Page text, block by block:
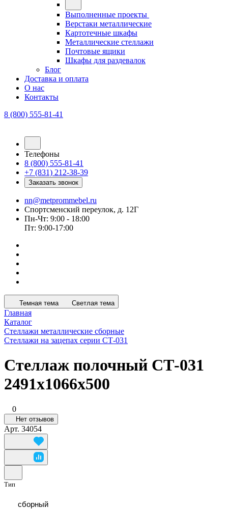
Выполненные проекты
Верстаки металлические
Картотечные шкафы
Металлические стеллажи
Почтовые ящики
Шкафы для раздевалок
Блог
Доставка и оплата
О нас
Контакты
8 (800) 555-81-41
Телефоны
8 (800) 555-81-41
+7 (831) 212-38-39
Заказать звонок
nn@metprommebel.ru
Спортсменский переулок, д. 12Г
Пн-Чт: 9:00 - 18:00
Пт: 9:00-17:00
Темная тема Светлая тема
Главная
Каталог
Стеллажи металлические сборные
Стеллажи на зацепах серии СТ-031
Стеллаж полочный СТ-031
2491x1066x500
0
Нет отзывов
Арт. 34054
Тип
сборный